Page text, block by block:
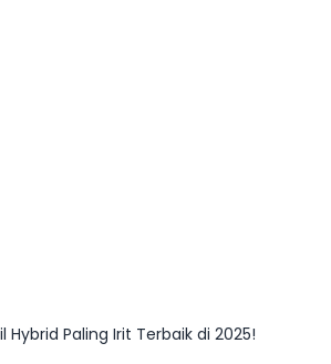
Hybrid Paling Irit Terbaik di 2025!